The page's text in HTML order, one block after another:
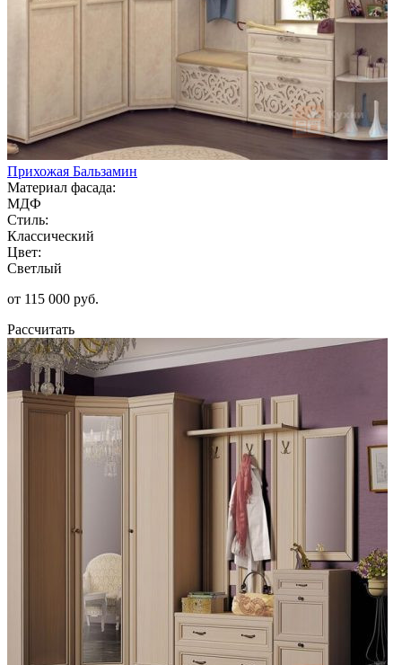
Прихожая Бальзамин
Материал фасада:
МДФ
Стиль:
Классический
Цвет:
Светлый
от 115 000 руб.
Рассчитать